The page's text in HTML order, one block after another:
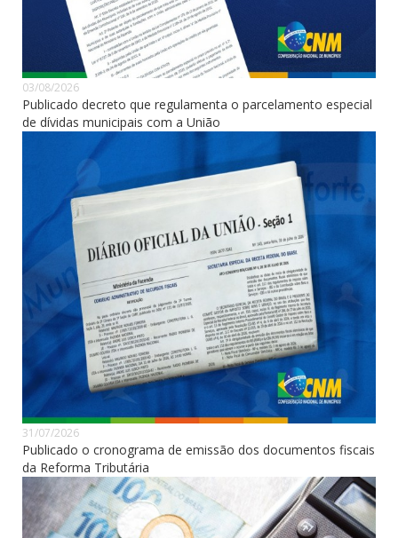
03/08/2026
Publicado decreto que regulamenta o parcelamento especial
de dívidas municipais com a União
31/07/2026
Publicado o cronograma de emissão dos documentos fiscais
da Reforma Tributária